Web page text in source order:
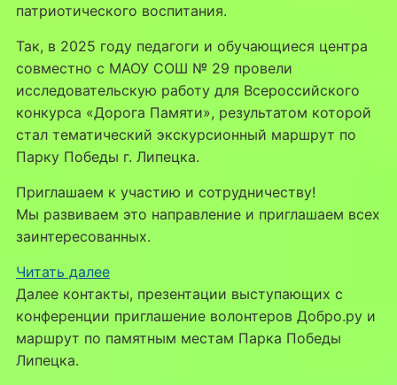
патриотического воспитания.
Так, в 2025 году педагоги и обучающиеся центра
совместно с МАОУ СОШ № 29 провели
исследовательскую работу для Всероссийского
конкурса «Дорога Памяти», результатом которой
стал тематический экскурсионный маршрут по
Парку Победы г. Липецка.
Приглашаем к участию и сотрудничеству!
Мы развиваем это направление и приглашаем всех
заинтересованных.
Читать далее:
Краеведение
как
практика:
Далее контакты, презентации выступающих с
конференции приглашение волонтеров Добро.ру и
маршрут по памятным местам Парка Победы
Липецка.